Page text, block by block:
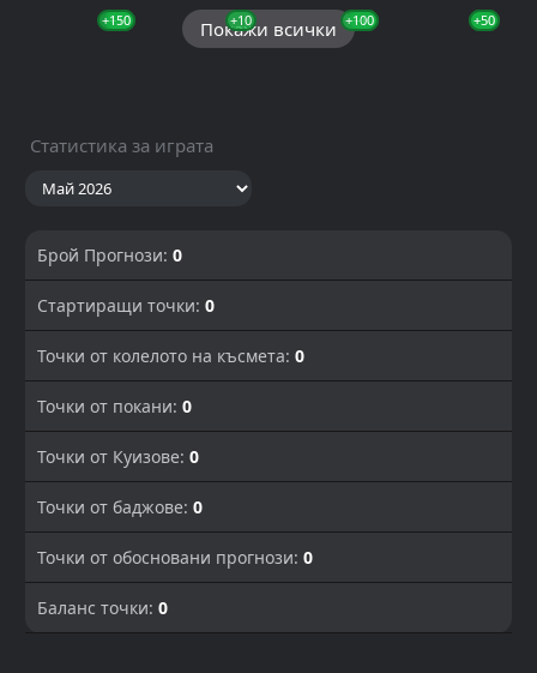
+10 +10 +50
+150 +10 +100 +50
Покажи всички
Статистика за играта
Брой Прогнози: 0
Стартиращи точки: 0
Точки от колелото на късмета: 0
Точки от покани: 0
Точки от Куизове: 0
Точки от баджове: 0
Точки от обосновани прогнози: 0
Баланс точки: 0